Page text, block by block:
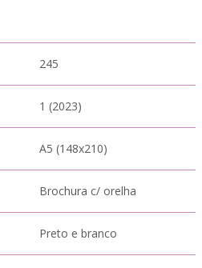
245
1 (2023)
A5 (148x210)
Brochura c/ orelha
Preto e branco